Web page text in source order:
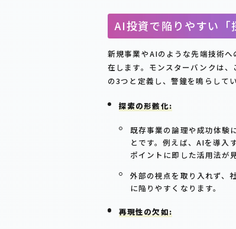
AI投資で陥りやすい「
新規事業やAIのような先端技術
在します。モンスターバンクは
の3つと定義し、警鐘を鳴らしてい
探索の形骸化:
既存事業の論理や成功体験
とです。例えば、AIを導入
ポイントに即した活用法が
外部の視点を取り入れず、
に陥りやすくなります。
再現性の欠如: